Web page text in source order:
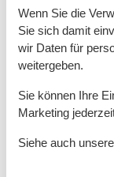
Kinder
Nichtraucher
Quadratmeter
Zimmer
Draußen
Garten
Gartenmöbel
Privater P-Platz
Wenn Sie die
Sie sich damit
wir Daten für
weitergeben.
Sie können Ihre
Marketing
Siehe auch unsere